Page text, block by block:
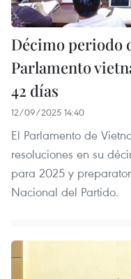
Décimo periodo
Parlamento
42 días
12/09/2025 14:40
El Parlamento de
resoluciones en su
para 2025 y
Nacional del Partido.